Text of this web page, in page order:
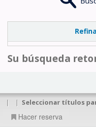
Su búsqueda
| | Seleccionar títulos
Hacer reserva